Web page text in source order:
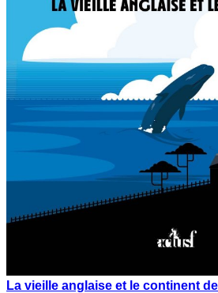
La vieille anglaise et le continent